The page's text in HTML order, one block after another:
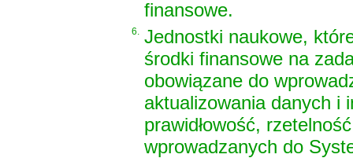
finansowe.
6. Jednostki naukowe,
środki finansowe na
obowiązane do
aktualizowania danych i
prawidłowość,
wprowadzanych do